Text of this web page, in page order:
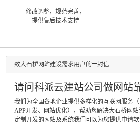
修改调整，规范完善，
提供售后技术支持
致大石桥网站建设需求用户的一封信
请问科派云建站公司做网站
我们为全国各地企业提供多样化的互联网服务（
APP开发、网站优化），帮助您解决大石桥网站
定制开发的网站及系统我们可以为您提供申请软